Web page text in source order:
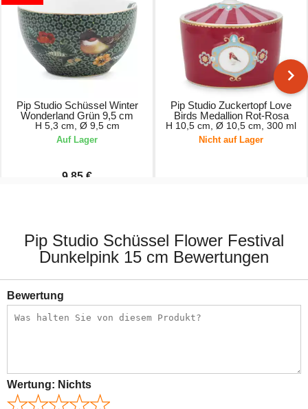
Pip Studio Schüssel Winter
Wonderland Grün 9,5 cm
H 5,3 cm, Ø 9,5 cm
Auf Lager
9,85 €
Pip Studio Zuckertopf Love
Birds Medallion Rot-Rosa
H 10,5 cm, Ø 10,5 cm, 300 ml
Nicht auf Lager
Pip Studio Schüssel Flower Festival
Dunkelpink 15 cm Bewertungen
Bewertung
Wertung: Nichts